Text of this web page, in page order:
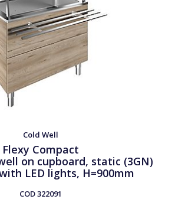
Cold Well
Flexy Compact
on cupboard, static (3GN)
LED lights, H=900mm
COD322091